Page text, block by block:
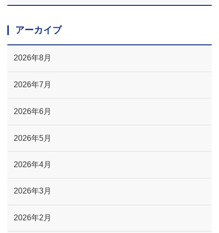
アーカイブ
2026年8月
2026年7月
2026年6月
2026年5月
2026年4月
2026年3月
2026年2月